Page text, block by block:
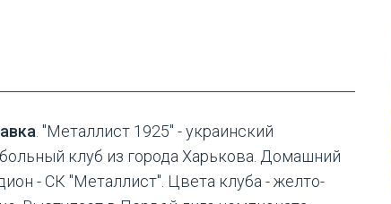
. "Металлист 1925" - украинский
клуб из города Харькова. Домашний
- СК "Металлист". Цвета клуба - желто-